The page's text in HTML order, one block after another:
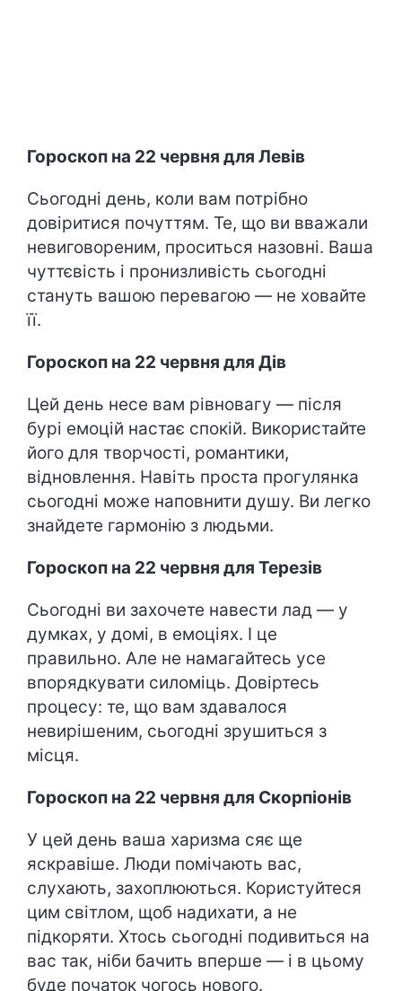
Гороскоп на 22 червня для Левів
Сьогодні день, коли вам потрібно
довіритися почуттям. Те, що ви вважали
невиговореним, проситься назовні. Ваша
чуттєвість і пронизливість сьогодні
стануть вашою перевагою — не ховайте
її.
Гороскоп на 22 червня для Дів
Цей день несе вам рівновагу — після
бурі емоцій настає спокій. Використайте
його для творчості, романтики,
відновлення. Навіть проста прогулянка
сьогодні може наповнити душу. Ви легко
знайдете гармонію з людьми.
Гороскоп на 22 червня для Терезів
Сьогодні ви захочете навести лад — у
думках, у домі, в емоціях. І це
правильно. Але не намагайтесь усе
впорядкувати силоміць. Довіртесь
процесу: те, що вам здавалося
невирішеним, сьогодні зрушиться з
місця.
Гороскоп на 22 червня для Скорпіонів
У цей день ваша харизма сяє ще
яскравіше. Люди помічають вас,
слухають, захоплюються. Користуйтеся
цим світлом, щоб надихати, а не
підкоряти. Хтось сьогодні подивиться на
вас так, ніби бачить вперше — і в цьому
буде початок чогось нового.